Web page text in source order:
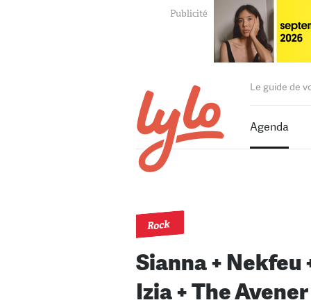
Le guide de
Agenda
Rock
Sianna + Nekfeu
Izia + The